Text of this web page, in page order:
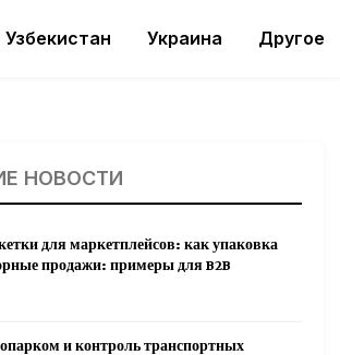
Узбекистан Украина Другое
НОВОСТИ
для маркетплейсов: как упаковка
продажи: примеры для B2B
и контроль транспортных